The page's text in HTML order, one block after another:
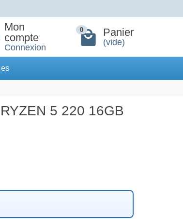
Mon
compte
Connexion
0 Panier
(vide)
5 220 16GB